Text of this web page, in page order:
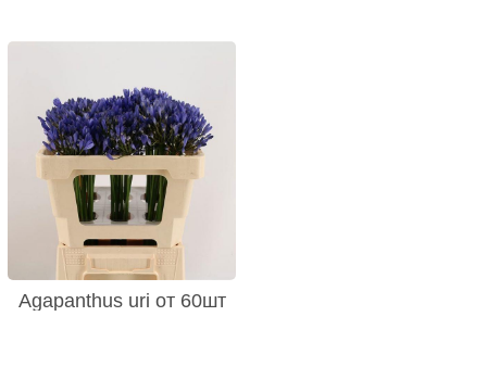
Agapanthus uri от 60шт